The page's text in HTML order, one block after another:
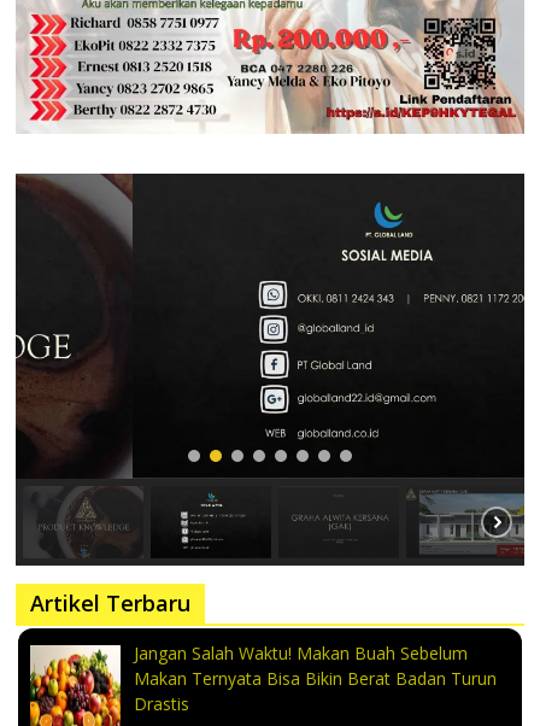
Artikel Terbaru
Jangan Salah Waktu! Makan Buah Sebelum
Makan Ternyata Bisa Bikin Berat Badan Turun
Drastis